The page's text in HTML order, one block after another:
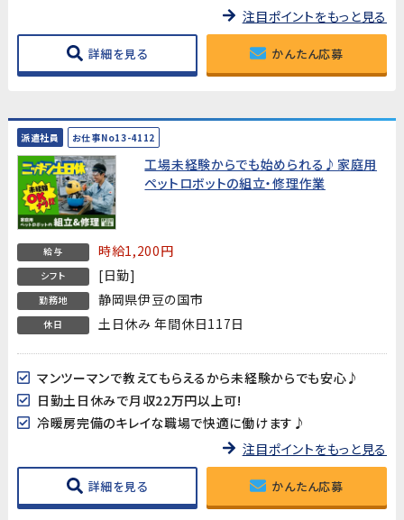
注目ポイントをもっと見る
詳細を見る かんたん応募
派遣社員 お仕事No13-4112
工場未経験からでも始められる♪家庭用
ペットロボットの組立・修理作業
給与 時給1,200円
シフト [日勤]
勤務地 静岡県伊豆の国市
休日 土日休み 年間休日117日
マンツーマンで教えてもらえるから未経験からでも安心♪
日勤土日休みで月収22万円以上可!
冷暖房完備のキレイな職場で快適に働けます♪
注目ポイントをもっと見る
詳細を見る かんたん応募